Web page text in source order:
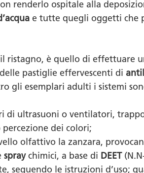
renderlo ospitale alla
e tutte quegli oggetti che
ristagno, è quello di effettuare
pastiglie effervescenti di
gli esemplari adulti i sistemi
di ultrasuoni o ventilatori,
dei colori;
olfattivo la zanzara,
spraychimici, a base di DEET
seguendo le istruzioni d’uso;